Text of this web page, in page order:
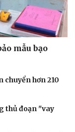
đêm khuya
yêu
cho bé
mẫu bạo
hơn 210
thủ đoạn "vay